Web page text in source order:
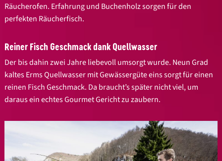
Räucherofen. Erfahrung und Buchenholz sorgen für den
perfekten Räucherfisch.
Reiner Fisch Geschmack dank Quellwasser
Der bis dahin zwei Jahre liebevoll umsorgt wurde. Neun Grad
kaltes Erms Quellwasser mit Gewässergüte eins sorgt für einen
reinen Fisch Geschmack. Da braucht’s später nicht viel, um
daraus ein echtes Gourmet Gericht zu zaubern.